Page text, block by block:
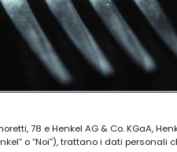
78 e Henkel AG & Co. KGaA,
o “Noi”), trattano i dati